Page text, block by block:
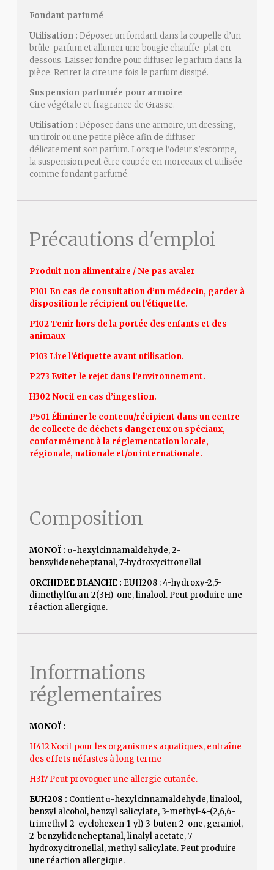
Fondant parfumé
Utilisation : Déposer un fondant dans la coupelle d’un
brûle-parfum et allumer une bougie chauffe-plat en
dessous. Laisser fondre pour diffuser le parfum dans la
pièce. Retirer la cire une fois le parfum dissipé.
Suspension parfumée pour armoire
Cire végétale et fragrance de Grasse.
Utilisation : Déposer dans une armoire, un dressing,
un tiroir ou une petite pièce afin de diffuser
délicatement son parfum. Lorsque l’odeur s’estompe,
la suspension peut être coupée en morceaux et utilisée
comme fondant parfumé.
Précautions d'emploi
Produit non alimentaire / Ne pas avaler
P101 En cas de consultation d’un médecin, garder à
disposition le récipient ou l’étiquette.
P102 Tenir hors de la portée des enfants et des
animaux
P103 Lire l’étiquette avant utilisation.
P273 Eviter le rejet dans l’environnement.
H302 Nocif en cas d’ingestion.
P501 Éliminer le contenu/récipient dans un centre
de collecte de déchets dangereux ou spéciaux,
conformément à la réglementation locale,
régionale, nationale et/ou internationale.
Composition
MONOÏ : α-hexylcinnamaldehyde, 2-
benzylideneheptanal, 7-hydroxycitronellal
ORCHIDEE BLANCHE : EUH208 : 4-hydroxy-2,5-
dimethylfuran-2(3H)-one, linalool. Peut produire une
réaction allergique.
Informations
réglementaires
MONOÏ :
H412 Nocif pour les organismes aquatiques, entraîne
des effets néfastes à long terme
H317 Peut provoquer une allergie cutanée.
EUH208 : Contient α-hexylcinnamaldehyde, linalool,
benzyl alcohol, benzyl salicylate, 3-methyl-4-(2,6,6-
trimethyl-2-cyclohexen-1-yl)-3-buten-2-one, geraniol,
2-benzylideneheptanal, linalyl acetate, 7-
hydroxycitronellal, methyl salicylate. Peut produire
une réaction allergique.